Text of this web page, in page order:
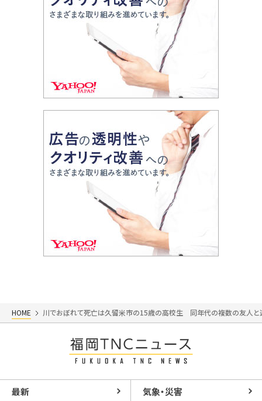
HOME 川でおぼれて死亡は久留米市の15歳の高校生 同年代の複数の友人
最新
気象・災害